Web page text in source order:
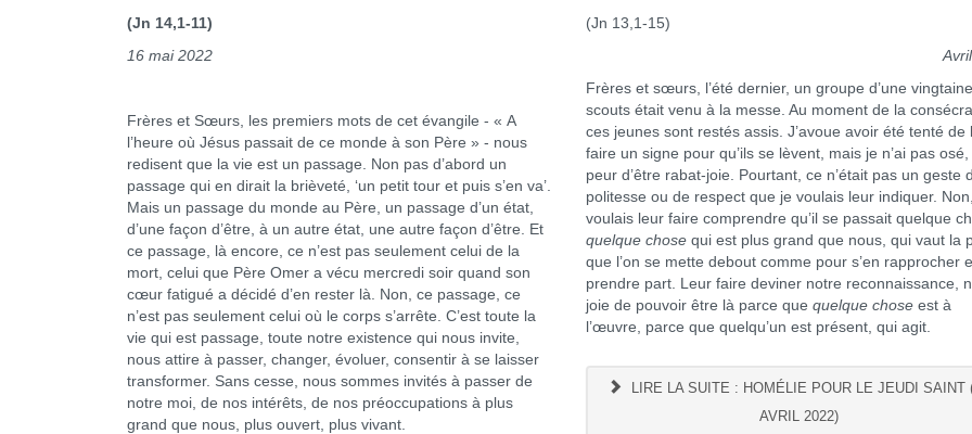
(Jn 14,1-11)
16 mai 2022
Frères et Sœurs, les premiers mots de cet évangile - « A
l’heure où Jésus passait de ce monde à son Père » - nous
redisent que la vie est un passage. Non pas d’abord un
passage qui en dirait la brièveté, ‘un petit tour et puis s’en va’.
Mais un passage du monde au Père, un passage d’un état,
d’une façon d’être, à un autre état, une autre façon d’être. Et
ce passage, là encore, ce n’est pas seulement celui de la
mort, celui que Père Omer a vécu mercredi soir quand son
cœur fatigué a décidé d’en rester là. Non, ce passage, ce
n’est pas seulement celui où le corps s’arrête. C’est toute la
vie qui est passage, toute notre existence qui nous invite,
nous attire à passer, changer, évoluer, consentir à se laisser
transformer. Sans cesse, nous sommes invités à passer de
notre moi, de nos intérêts, de nos préoccupations à plus
grand que nous, plus ouvert, plus vivant.
(Jn 13,1-15)
Frères et sœurs, l’été dernier, un groupe d’une
scouts était venu à la messe. Au moment de la
ces jeunes sont restés assis. J’avoue avoir été tenté de
faire un signe pour qu’ils se lèvent, mais je n’ai pas osé,
peur d’être rabat-joie. Pourtant, ce n’était pas un geste
politesse ou de respect que je voulais leur indiquer.
voulais leur faire comprendre qu’il se passait quelque
quelque chose qui est plus grand que nous, qui vaut la
que l’on se mette debout comme pour s’en rapprocher
prendre part. Leur faire deviner notre reconnaissance,
joie de pouvoir être là parce quequelque choseest à
l’œuvre, parce que quelqu’un est présent, qui agit.
LIRE LA SUITE : HOMÉLIE POUR LE JEUDI SAINT
AVRIL 2022)